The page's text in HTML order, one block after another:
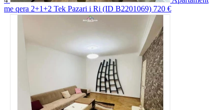
me qera 2+1+2 Tek Pazari i Ri (ID B2201069) 720 €